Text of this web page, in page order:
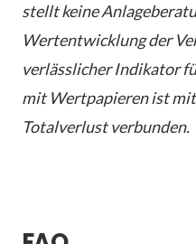
stellt keine
Wertentwicklung der
verlässlicher Indikator
mit Wertpapieren ist
Totalverlust verbunden.